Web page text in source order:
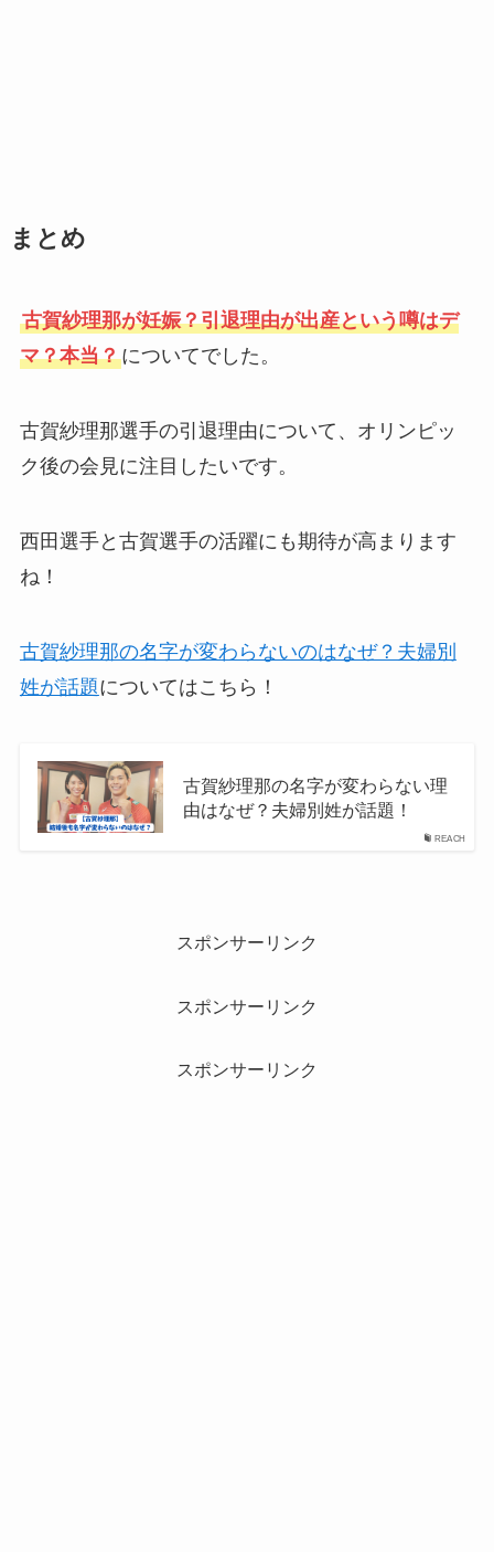
まとめ
古賀紗理那が妊娠？引退理由が出産という噂はデ
マ？本当？についてでした。
古賀紗理那選手の引退理由について、オリンピッ
ク後の会見に注目したいです。
西田選手と古賀選手の活躍にも期待が高まります
ね！
古賀紗理那の名字が変わらないのはなぜ？夫婦別
姓が話題についてはこちら！
REACH
古賀紗理那の名字が変わらない理
由はなぜ？夫婦別姓が話題！
スポンサーリンク
スポンサーリンク
スポンサーリンク